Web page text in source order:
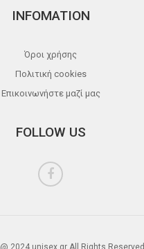
INFOMATION
Όροι χρήσης
Πολιτική cookies
Επικοινωνήστε μαζί μας
FOLLOW US
2024 unisex.gr All Rights Reserved